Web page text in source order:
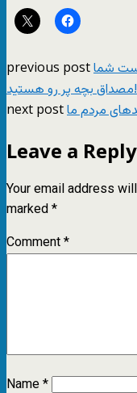
previous postشما
مصداق بچه پر رو هستید!
next postمردم ما
Leave a Reply
Your email address
marked*
Comment*
Name*